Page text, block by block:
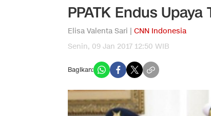
PPATK Endus
Elisa Valenta Sari | CNN Indonesia
Senin, 09 Jan 2017 12:50 WIB
Bagikan: